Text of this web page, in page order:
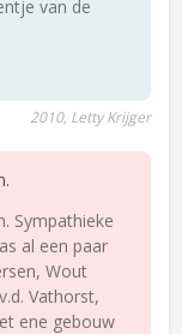
van de
2010, Letty Krijger
Sympathieke
al een paar
Wout
Vathorst,
ene gebouw